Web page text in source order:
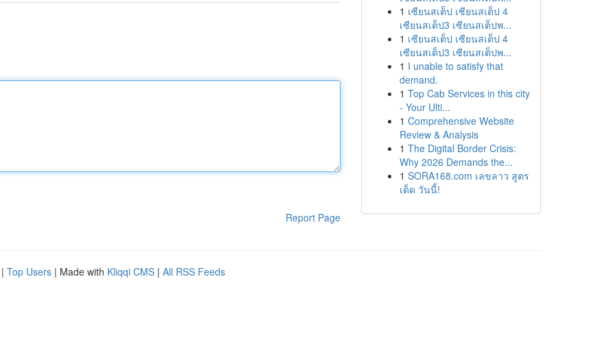
Report Page
1 เซียนสเต็ป เซียนสเต็ป 4
เซียนสเต็ป3 เซียนสเต็ปพ...
1 เซียนสเต็ป เซียนสเต็ป 4
เซียนสเต็ป3 เซียนสเต็ปพ...
1 I unable to satisfy that
demand.
1 Top Cab Services in this city
- Your Ulti...
1 Comprehensive Website
Review & Analysis
1 The Digital Border Crisis:
Why 2026 Demands the...
1 SORA168.com เลขลาว สูตร
เด็ด วันนี้!
| Top Users | Made with Kliqqi CMS | All RSS Feeds